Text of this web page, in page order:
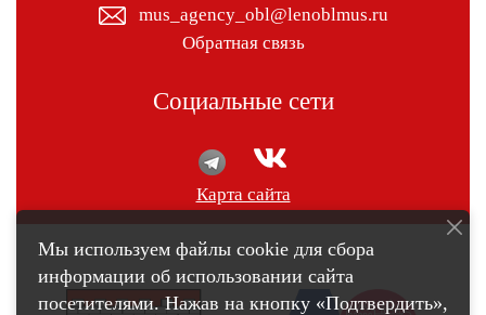
mus_agency_obl@lenoblmus.ru
Обратная связь
Социальные сети
Карта сайта
Мы используем файлы cookie для сбора
информации об использовании сайта
посетителями. Нажав на кнопку «Подтвердить»,